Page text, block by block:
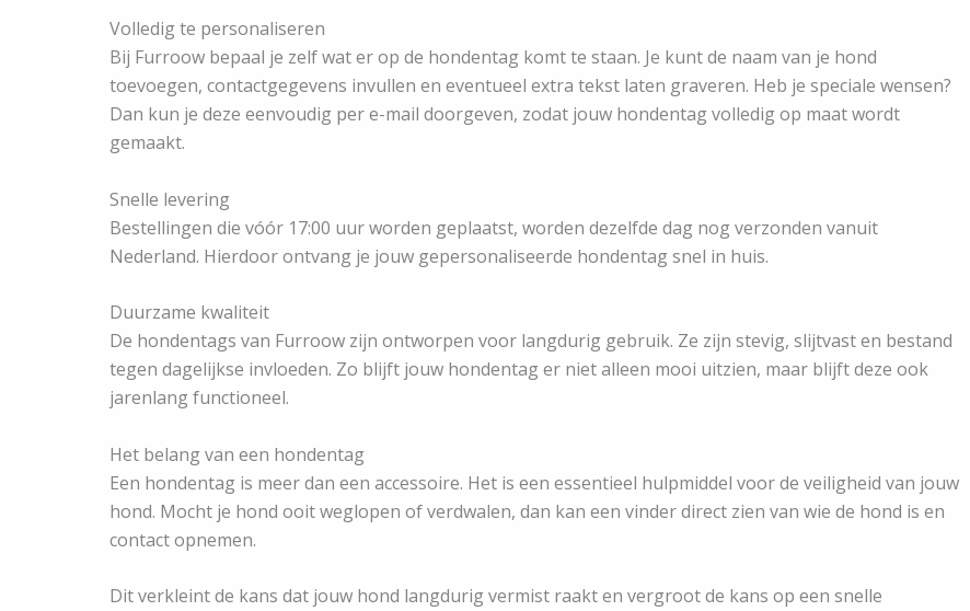
Volledig te personaliseren
Bij Furroow bepaal je zelf wat er op de hondentag komt te staan. Je kunt de naam van je hond
toevoegen, contactgegevens invullen en eventueel extra tekst laten graveren. Heb je speciale wensen?
Dan kun je deze eenvoudig per e-mail doorgeven, zodat jouw hondentag volledig op maat wordt
gemaakt.
Snelle levering
Bestellingen die vóór 17:00 uur worden geplaatst, worden dezelfde dag nog verzonden vanuit
Nederland. Hierdoor ontvang je jouw gepersonaliseerde hondentag snel in huis.
Duurzame kwaliteit
De hondentags van Furroow zijn ontworpen voor langdurig gebruik. Ze zijn stevig, slijtvast en bestand
tegen dagelijkse invloeden. Zo blijft jouw hondentag er niet alleen mooi uitzien, maar blijft deze ook
jarenlang functioneel.
Het belang van een hondentag
Een hondentag is meer dan een accessoire. Het is een essentieel hulpmiddel voor de veiligheid van jouw
hond. Mocht je hond ooit weglopen of verdwalen, dan kan een vinder direct zien van wie de hond is en
contact opnemen.
Dit verkleint de kans dat jouw hond langdurig vermist raakt en vergroot de kans op een snelle